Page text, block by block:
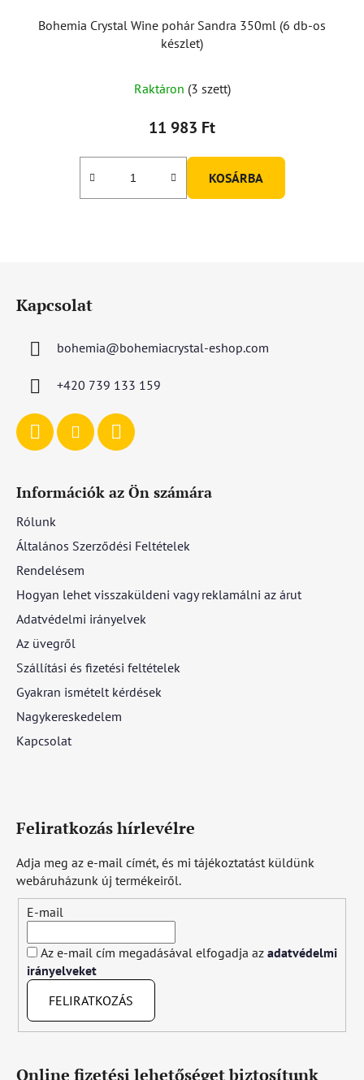
Bohemia Crystal Wine pohár Sandra 350ml (6 db-os
készlet)
Raktáron (3 szett)
11 983 Ft
KOSÁRBA
Kapcsolat
bohemia@bohemiacrystal-eshop.com
+420 739 133 159
Információk az Ön számára
Rólunk
Általános Szerződési Feltételek
Rendelésem
Hogyan lehet visszaküldeni vagy reklamálni az árut
Adatvédelmi irányelvek
Az üvegről
Szállítási és fizetési feltételek
Gyakran ismételt kérdések
Nagykereskedelem
Kapcsolat
Feliratkozás hírlevélre
Adja meg az e-mail címét, és mi tájékoztatást küldünk
webáruházunk új termékeiről.
E-mail
Az e-mail cím megadásával elfogadja az adatvédelmi
irányelveket
FELIRATKOZÁS
Online fizetési lehetőséget biztosítunk